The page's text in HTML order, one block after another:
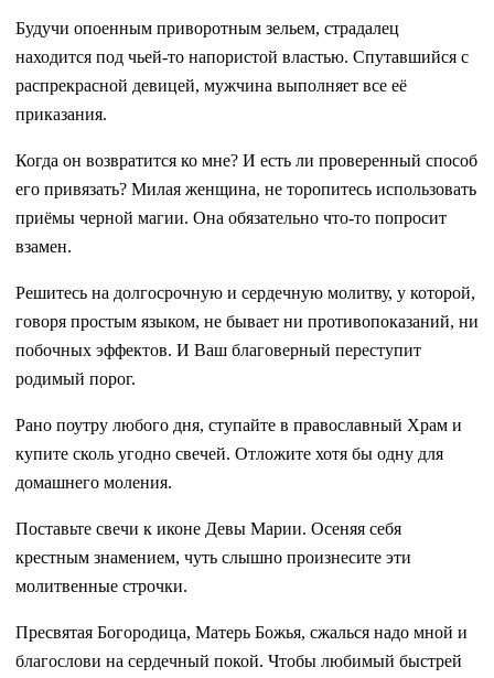
Будучи опоенным приворотным зельем, страдалец
находится под чьей-то напористой властью. Спутавшийся с
распрекрасной девицей, мужчина выполняет все её
приказания.
Когда он возвратится ко мне? И есть ли проверенный способ
его привязать? Милая женщина, не торопитесь использовать
приёмы черной магии. Она обязательно что-то попросит
взамен.
Решитесь на долгосрочную и сердечную молитву, у которой,
говоря простым языком, не бывает ни противопоказаний, ни
побочных эффектов. И Ваш благоверный переступит
родимый порог.
Рано поутру любого дня, ступайте в православный Храм и
купите сколь угодно свечей. Отложите хотя бы одну для
домашнего моления.
Поставьте свечи к иконе Девы Марии. Осеняя себя
крестным знамением, чуть слышно произнесите эти
молитвенные строчки.
Пресвятая Богородица, Матерь Божья, сжалься надо мной и
благослови на сердечный покой. Чтобы любимый быстрей